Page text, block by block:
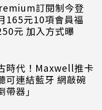
訂閱制今登
165元10項會員福
元 加入方式曝
時代！Maxwell推卡
可連結藍牙 網敲碗
帶器」